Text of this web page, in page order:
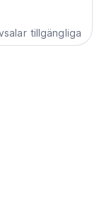
Bus...
tillgängliga